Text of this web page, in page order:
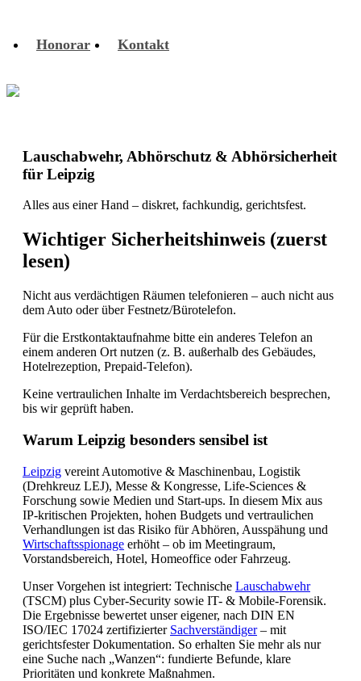
Honorar Kontakt
Lauschabwehr, Abhörschutz & Abhörsicherheit
für Leipzig
Alles aus einer Hand – diskret, fachkundig, gerichtsfest.
Wichtiger Sicherheitshinweis (zuerst
lesen)
Nicht aus verdächtigen Räumen telefonieren – auch nicht aus
dem Auto oder über Festnetz/Bürotelefon.
Für die Erstkontaktaufnahme bitte ein anderes Telefon an
einem anderen Ort nutzen (z. B. außerhalb des Gebäudes,
Hotelrezeption, Prepaid-Telefon).
Keine vertraulichen Inhalte im Verdachtsbereich besprechen,
bis wir geprüft haben.
Warum Leipzig besonders sensibel ist
Leipzig vereint Automotive & Maschinenbau, Logistik
(Drehkreuz LEJ), Messe & Kongresse, Life-Sciences &
Forschung sowie Medien und Start-ups. In diesem Mix aus
IP-kritischen Projekten, hohen Budgets und vertraulichen
Verhandlungen ist das Risiko für Abhören, Ausspähung und
Wirtschaftsspionage erhöht – ob im Meetingraum,
Vorstandsbereich, Hotel, Homeoffice oder Fahrzeug.
Unser Vorgehen ist integriert: Technische Lauschabwehr
(TSCM) plus Cyber-Security sowie IT- & Mobile-Forensik.
Die Ergebnisse bewertet unser eigener, nach DIN EN
ISO/IEC 17024 zertifizierter Sachverständiger– mit
gerichtsfester Dokumentation. So erhalten Sie mehr als nur
eine Suche nach „Wanzen“: fundierte Befunde, klare
Prioritäten und konkrete Maßnahmen.